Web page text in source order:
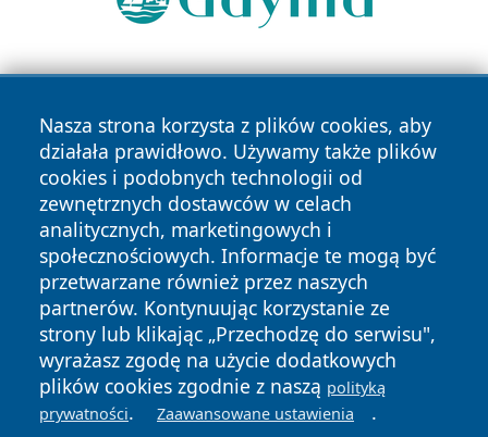
Nasza strona korzysta z plików cookies, aby
działała prawidłowo. Używamy także plików
cookies i podobnych technologii od
zewnętrznych dostawców w celach
analitycznych, marketingowych i
społecznościowych. Informacje te mogą być
przetwarzane również przez naszych
partnerów. Kontynuując korzystanie ze
strony lub klikając „Przechodzę do serwisu",
wyrażasz zgodę na użycie dodatkowych
plików cookies zgodnie z naszą polityką
prywatności. Zaawansowane ustawienia .
Copyright © 2026 wiadomosciplock.pl Wszystkie prawa
zastrzeżone.
News Autorzy
Polityka
Prywatności
Polityka
Cookies